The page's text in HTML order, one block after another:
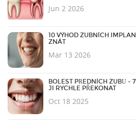
Jun 2 2026
10 VÝHOD ZUBNÍCH
ZNÁT
Mar 13 2026
BOLEST PŘEDNÍCH ZUBŮ -
JI RYCHLE PŘEKONAT
Oct 18 2025